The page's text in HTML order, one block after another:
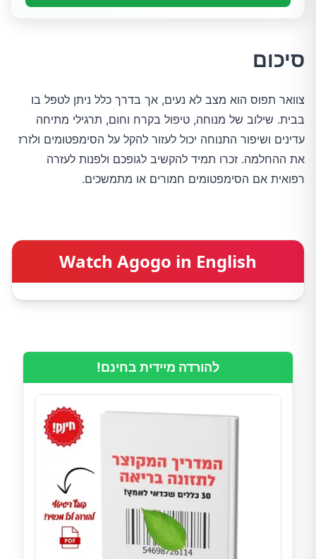
סיכום
רפואית אם הסימפטומים חמורים או מתמשכים.
Watch Agogo in English
להורדה מיידית בחינם!